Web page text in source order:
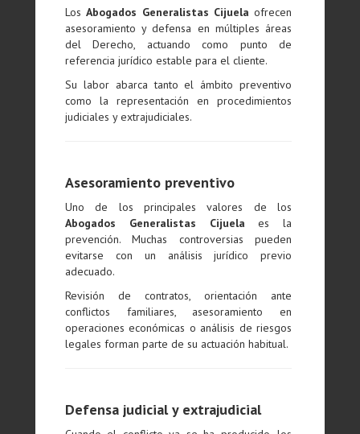
LosAbogados Generalistas Cijuela ofrecen
asesoramiento y defensa en múltiples áreas
del Derecho, actuando como punto de
referencia jurídico estable para el cliente.
Su labor abarca tanto el ámbito preventivo
como la representación en procedimientos
judiciales y extrajudiciales.
Asesoramiento preventivo
Uno de los principales valores de los
Abogados Generalistas Cijuela es la
prevención. Muchas controversias pueden
evitarse con un análisis jurídico previo
adecuado.
Revisión de contratos, orientación ante
conflictos familiares, asesoramiento en
operaciones económicas o análisis de riesgos
legales forman parte de su actuación habitual.
Defensa judicial y extrajudicial